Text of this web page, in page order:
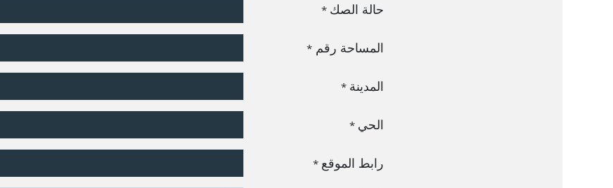
حالة الصك *
المساحة رقم *
المدينة *
الحي *
رابط الموقع *